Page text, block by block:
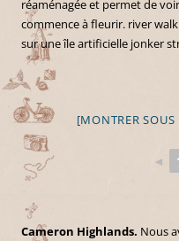
réaménagée et permet de
commence à fleurir. river
sur une île artificielle jonker
[MONTRER
◄
Cameron Highlands. Nous